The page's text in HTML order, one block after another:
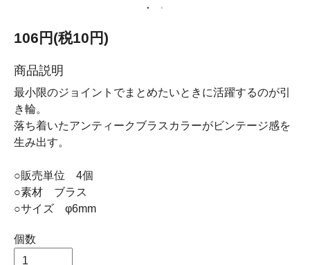
106円(税10円)
商品説明
最小限のジョイントでまとめたいときに活躍するのが引
き輪。
落ち着いたアンティークブラスカラーがビンテージ感を
生み出す。
○販売単位 4個
○素材 ブラス
○サイズ φ6mm
個数